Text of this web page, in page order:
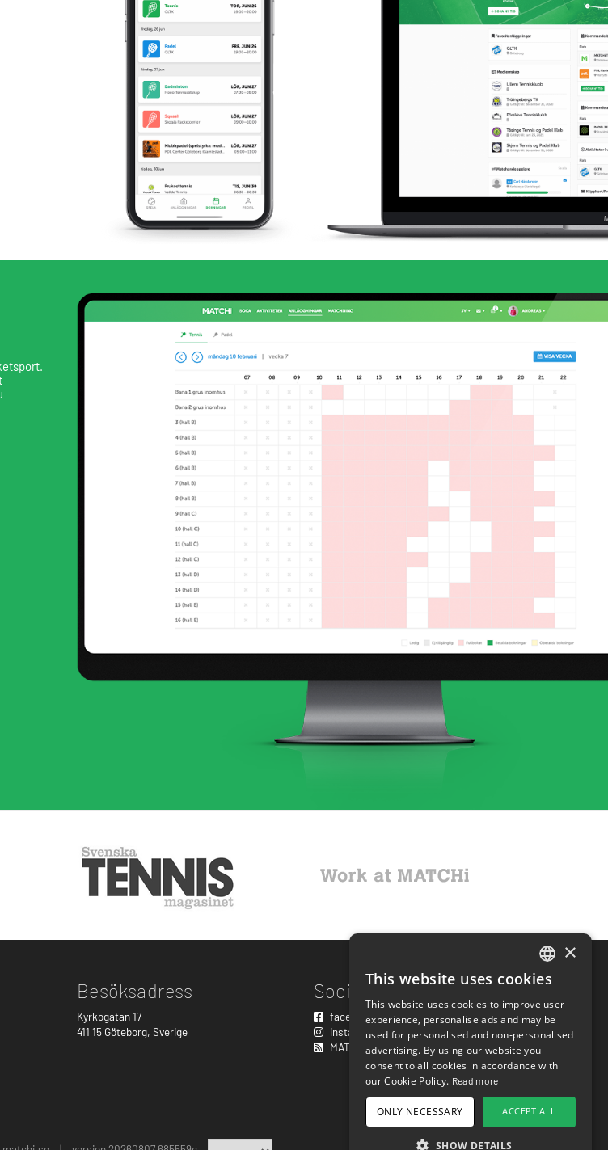
Besöksadress
Kyrkogatan 17
411 15 Göteborg, Sverige
Sociala Länkar
facebook.com/matchisports
instagram.com/matchisports
MATCHi blogg
ENGLISH
SWEDISH
NORWEGIAN
DANISH
×
This website uses cookies
This website uses cookies to improve user
experience, personalise ads and may be
used for personalised and non-personalised
advertising. By using our website you
consent to all cookies in accordance with
our Cookie Policy. Read more
ACCEPT ALL
ONLY NECESSARY
SHOW DETAILS